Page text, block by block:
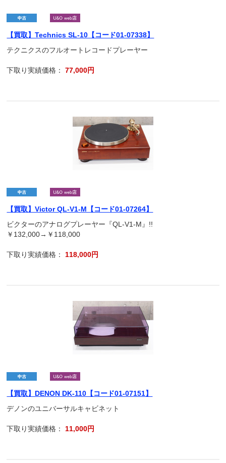
【買取】Technics SL-10【コード01-07338】
テクニクスのフルオートレコードプレーヤー
下取り実績価格：77,000円
【買取】Victor QL-V1-M【コード01-07264】
ビクターのアナログプレーヤー『QL-V1-M』!!
￥132,000→￥118,000
下取り実績価格： 118,000円
【買取】DENON DK-110【コード01-07151】
デノンのユニバーサルキャビネット
下取り実績価格： 11,000円